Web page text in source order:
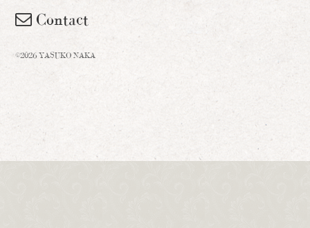
Contact
©2026 YASUKO NAKA